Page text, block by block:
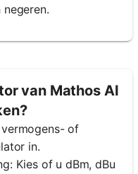
van Mathos AI
vermogens- of
in.
Kies of u dBm, dBu